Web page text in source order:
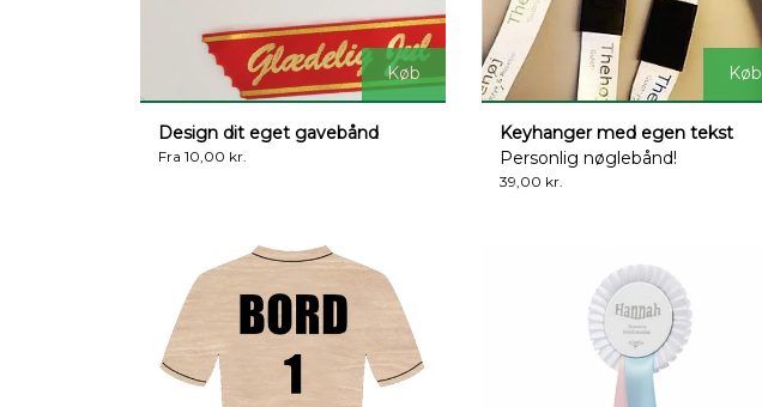
Køb
Design dit eget gavebånd
Fra 10,00 kr.
Køb
Keyhanger med egen tekst
Personlig nøglebånd!
39,00 kr.